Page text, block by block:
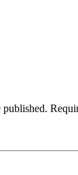
published.